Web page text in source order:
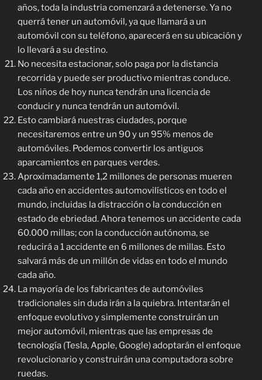
años, toda la industria comenzará a detenerse. Ya no
querrá tener un automóvil, ya que llamará a un
automóvil con su teléfono, aparecerá en su ubicación y
lo llevará a su destino.
No necesita estacionar, solo paga por la distancia
recorrida y puede ser productivo mientras conduce.
Los niños de hoy nunca tendrán una licencia de
conducir y nunca tendrán un automóvil.
Esto cambiará nuestras ciudades, porque
necesitaremos entre un 90 y un 95% menos de
automóviles. Podemos convertir los antiguos
aparcamientos en parques verdes.
Aproximadamente 1,2 millones de personas mueren
cada año en accidentes automovilísticos en todo el
mundo, incluidas la distracción o la conducción en
estado de ebriedad. Ahora tenemos un accidente cada
60.000 millas; con la conducción autónoma, se
reducirá a 1 accidente en 6 millones de millas. Esto
salvará más de un millón de vidas en todo el mundo
cada año.
La mayoría de los fabricantes de automóviles
tradicionales sin duda irán a la quiebra. Intentarán el
enfoque evolutivo y simplemente construirán un
mejor automóvil, mientras que las empresas de
tecnología (Tesla, Apple, Google) adoptarán el enfoque
revolucionario y construirán una computadora sobre
ruedas.